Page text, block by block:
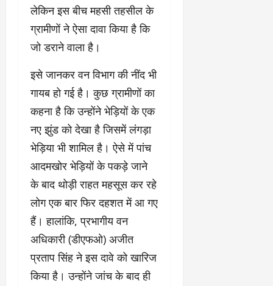
लेकिन इस बीच महसी तहसील के
ग्रामीणों ने ऐसा दावा किया है कि
जो डराने वाला है।
इसे जानकर वन विभाग की नींद भी
गायब हो गई है। कुछ ग्रामीणों का
कहना है कि उन्होंने भेड़ियों के एक
नए झुंड को देखा है जिसमें लंगड़ा
भेड़िया भी शामिल है। ऐसे में पांच
आदमखोर भेड़ियों के पकड़े जाने
के बाद थोड़ी राहत महसूस कर रहे
लोग एक बार फिर दहशत में आ गए
हैं। हालांकि, प्रभागीय वन
अधिकारी (डीएफओ) अजीत
प्रताप सिंह ने इस दावे को खारिज
किया है। उन्होंने जांच के बाद ही